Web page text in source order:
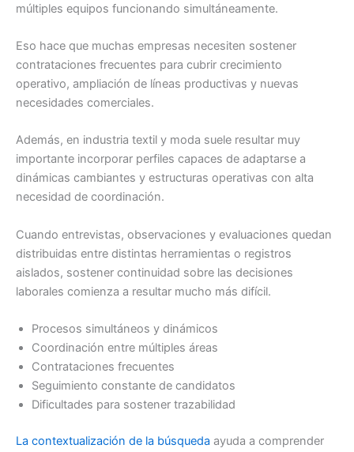
múltiples equipos funcionando simultáneamente.
Eso hace que muchas empresas necesiten sostener
contrataciones frecuentes para cubrir crecimiento
operativo, ampliación de líneas productivas y nuevas
necesidades comerciales.
Además, en industria textil y moda suele resultar muy
importante incorporar perfiles capaces de adaptarse a
dinámicas cambiantes y estructuras operativas con alta
necesidad de coordinación.
Cuando entrevistas, observaciones y evaluaciones quedan
distribuidas entre distintas herramientas o registros
aislados, sostener continuidad sobre las decisiones
laborales comienza a resultar mucho más difícil.
Procesos simultáneos y dinámicos
Coordinación entre múltiples áreas
Contrataciones frecuentes
Seguimiento constante de candidatos
Dificultades para sostener trazabilidad
La contextualización de la búsqueda ayuda a comprender